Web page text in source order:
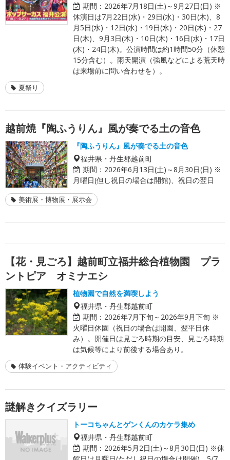
期間： 2026年7月18日(土)～9月27日(日) ※
休演日は7月22日(水)・29日(水)・30日(木)、8
月5日(水)・12日(水)・19日(水)・20日(木)・27
日(木)、9月3日(木)・10日(木)・16日(水)・17日
(木)・24日(木)。公演時間は約1時間50分（休憩
15分含む）。雨天開演（強風などによる荒天時
は来場前に問い合わせを）。
夏祭り
越前焼『陶ふうりん』風が奏でる土の音色
『陶ふうりん』風が奏でる土の音色
福井県・丹生郡越前町
期間： 2026年6月13日(土)～8月30日(日) ※
月曜日(但し祝日の場合は開館)、祝日の翌日
美術展・博物展・展示会
【花・見ごろ】越前町立福井総合植物園 プラ
ントピア オミナエシ
植物園で自然を満喫しよう
福井県・丹生郡越前町
期間： 2026年7月下旬～2026年9月下旬 ※
火曜日休園（祝日の場合は開園、翌平日休
み）。開催日は見ごろ時期の目安、見ごろ時期
は気候等により前後する場合あり。
体験イベント・アクティビティ
謎解きクイズラリー
トーコちゃんとゲンくんのカケラ集め
福井県・丹生郡越前町
期間： 2026年5月2日(土)～8月30日(日) ※休